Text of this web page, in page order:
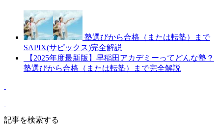
塾選びから合格（または転塾）まで
SAPIX(サピックス)完全解説
【2025年度最新版】早稲田アカデミーってどんな塾？
塾選びから合格（または転塾）まで完全解説
記事を検索する